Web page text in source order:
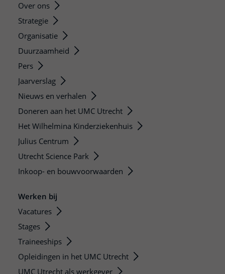
Over ons
Strategie
Organisatie
Duurzaamheid
Pers
Jaarverslag
Nieuws en verhalen
Doneren aan het UMC Utrecht
Het Wilhelmina Kinderziekenhuis
Julius Centrum
Utrecht Science Park
Inkoop- en bouwvoorwaarden
Werken bij
Vacatures
Stages
Traineeships
Opleidingen in het UMC Utrecht
UMC Utrecht als werkgever